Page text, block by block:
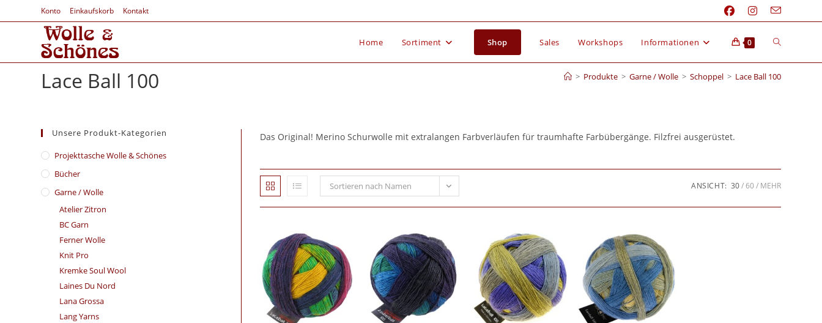
Konto Einkaufskorb Kontakt
Home Sortiment Shop Sales Workshops Informationen 0
Lace Ball 100 > Produkte > Garne / Wolle > Schoppel > Lace Ball 100
Das Original! Merino Schurwolle mit extralangen Farbverläufen für traumhafte Farbübergänge. Filzfrei ausgerüstet.
Sortieren nach Namen ANSICHT: 30 60 MEHR
Unsere Produkt-Kategorien
​Projekttasche Wolle & Schönes
Bücher
Garne / Wolle
Atelier Zitron
BC Garn
Ferner Wolle
Knit Pro
Kremke Soul Wool
Laines Du Nord
Lana Grossa
Lang Yarns